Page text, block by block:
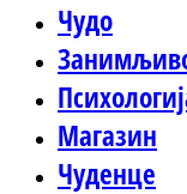
Чудо
Магазин
Чуденце